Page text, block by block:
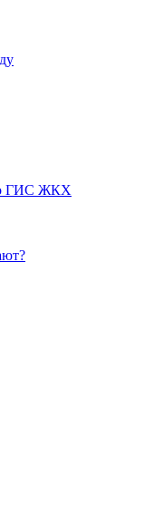
ГИС ЖКХ